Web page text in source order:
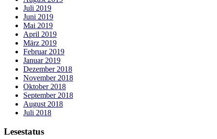
Juli 2019
Juni 2019
Mai 2019
April 2019
März 2019
Februar 2019
Januar 2019
Dezember 2018
November 2018
Oktober 2018
September 2018
August 2018
Juli 2018
Lesestatus